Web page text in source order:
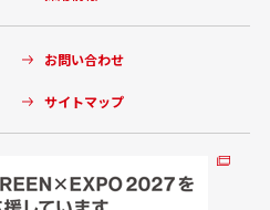
お問い合わせ
サイトマップ